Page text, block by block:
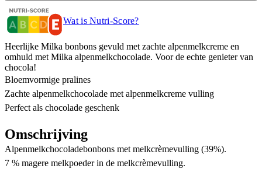
Wat is Nutri-Score?
Heerlijke Milka bonbons gevuld met zachte alpenmelkcreme en
omhuld met Milka alpenmelkchocolade. Voor de echte genieter van
chocola!
Bloemvormige pralines
Zachte alpenmelkchocolade met alpenmelkcreme vulling
Perfect als chocolade geschenk
Omschrijving
Alpenmelkchocoladebonbons met melkcrèmevulling (39%).
7 % magere melkpoeder in de melkcrèmevulling.